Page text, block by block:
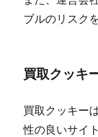
ブルのリスク
買取クッキ
買取クッキー
性の良いサイ